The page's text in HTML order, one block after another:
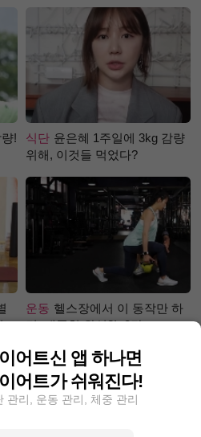
!
식단 윤은혜 1주일에 3kg 감량
위해, 이것들 먹었다?
운동 헬스장에서 이 동작만 하
면, 애플힙 완성?! -2탄-
어트신 앱 하나면
어트가 쉬워진다!
관리, 운동 관리, 체중 관리